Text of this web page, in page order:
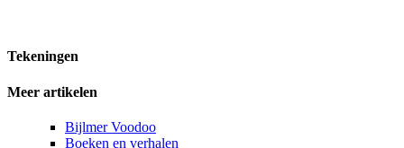
Tekeningen
Meer artikelen
Bijlmer Voodoo
Boeken en verhalen